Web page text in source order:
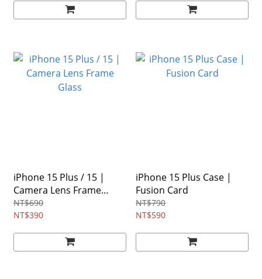
iPhone 15 Plus / 15 |
Camera Lens Frame
Glass
NT$690
NT$390
iPhone 15 Plus Case |
Fusion Card
NT$790
NT$590